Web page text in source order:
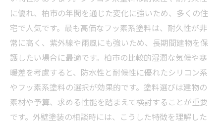
に優れ、柏市の年間を通じた変化に強いため、多くの住
宅で人気です。最も高価なフッ素系塗料は、耐久性が非
常に高く、紫外線や雨風にも強いため、長期間建物を保
護したい場合に最適です。柏市の比較的湿潤な気候や寒
暖差を考慮すると、防水性と耐候性に優れたシリコン系
やフッ素系塗料の選択が効果的です。塗料選びは建物の
素材や予算、求める性能を踏まえて検討することが重要
です。外壁塗装の相談時には、こうした特徴を理解した